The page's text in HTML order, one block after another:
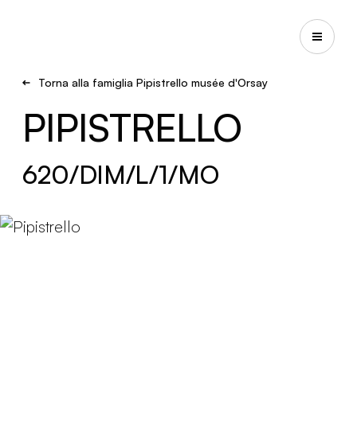
Torna alla famiglia Pipistrello musée d'Orsay
PIPISTRELLO
620/DIM/L/1/MO